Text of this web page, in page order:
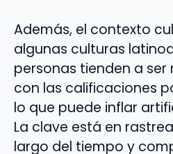
Además, el contexto
algunas culturas
personas tienden a ser
con las calificaciones
lo que puede inflar
La clave está en
largo del tiempo y